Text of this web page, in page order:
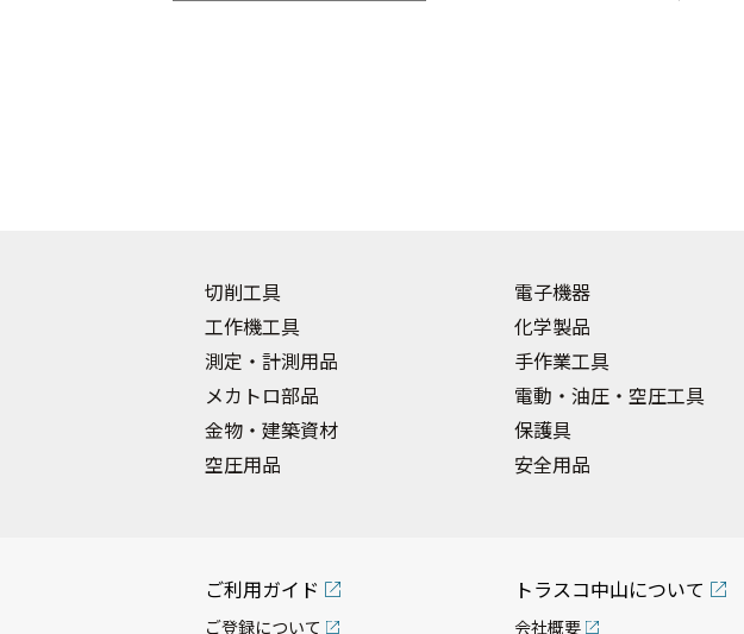
切削工具
工作機工具
測定・計測用品
メカトロ部品
金物・建築資材
空圧用品
電子機器
化学製品
手作業工具
電動・油圧・空圧工具
保護具
安全用品
ご利用ガイド
ご登録について
トラスコ中山について
会社概要